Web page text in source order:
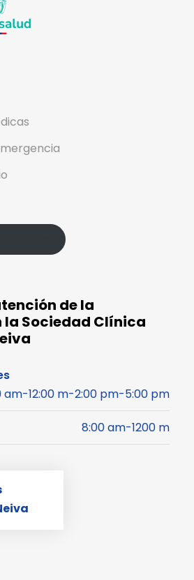
de la
la Sociedad Clínica
am-12:00 m-2:00 pm-5:00 pm
8:00 am-1200 m